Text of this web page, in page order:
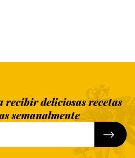
recibir deliciosas recetas
semanalmente